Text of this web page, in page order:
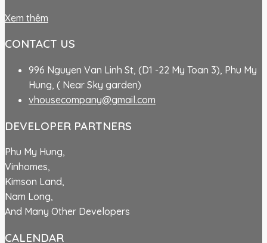
Xem thêm
CONTACT US
996 Nguyen Van Linh St, (D1 -22 My Toan 3), Phu My
Hung, ( Near Sky garden)
vhousecompany@gmail.com
DEVELOPER PARTNERS
Phu My Hung,
Vinhomes,
Kimson Land,
Nam Long,
And Many Other Developers
CALENDAR